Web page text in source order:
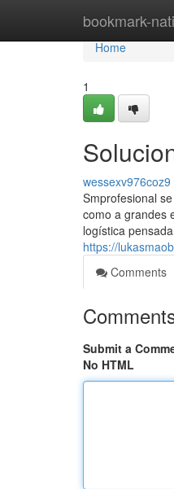
bookmark-
Home
Home
1
wessexv976coz9
Smprofesional
como a grandes
logística
https://
Comments
Submit a
No HTML